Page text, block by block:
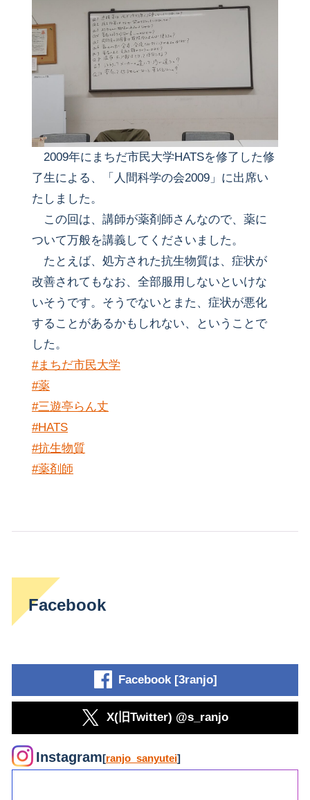
2009年にまちだ市民大学HATSを修了した修
了生による、「人間科学の会2009」に出席い
たしました。
この回は、講師が薬剤師さんなので、薬に
ついて万般を講義してくださいました。
たとえば、処方された抗生物質は、症状が
改善されてもなお、全部服用しないといけな
いそうです。そうでないとまた、症状が悪化
することがあるかもしれない、ということで
した。
#まちだ市民大学
#薬
#三遊亭らん丈
#HATS
#抗生物質
#薬剤師
Facebook
Facebook [3ranjo]
X(旧Twitter) @s_ranjo
Instagram[ranjo_sanyutei]